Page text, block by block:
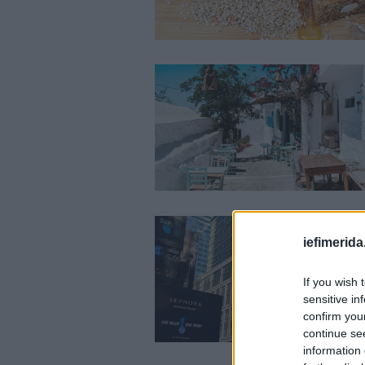
If you wish
sensitive
confirm
continue
information